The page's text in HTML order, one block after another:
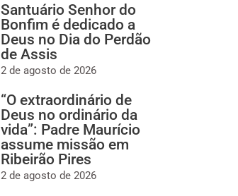
Santuário Senhor do
Bonfim é dedicado a
Deus no Dia do Perdão
de Assis
2 de agosto de 2026
“O extraordinário de
Deus no ordinário da
vida”: Padre Maurício
assume missão em
Ribeirão Pires
2 de agosto de 2026